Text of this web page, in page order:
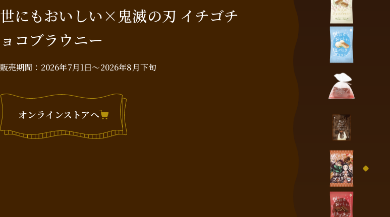
世にもおいしい×鬼滅の刃 イチゴチ
ョコブラウニー
販売期間： 2026年7⽉1⽇～2026年8月下旬
オンラインストアへ